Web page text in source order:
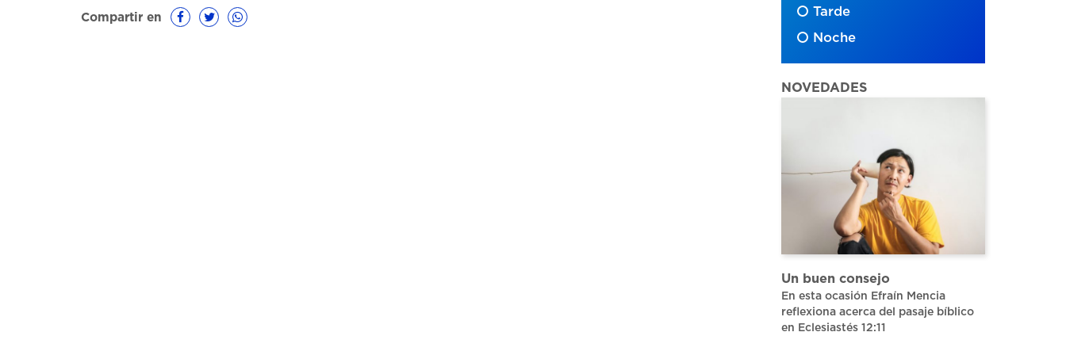
Compartir en Tarde
Noche
NOVEDADES
Un buen consejo
En esta ocasión Efraín Mencia
reflexiona acerca del pasaje bíblico
en Eclesiastés 12:11